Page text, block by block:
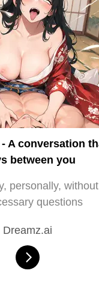
- A conversation
between you
personally, without
questions
Dreamz.ai